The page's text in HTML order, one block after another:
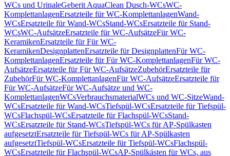
WCs und UrinaleGeberit AquaClean Dusch-WCsWC-
KomplettanlagenErsatzteile für WC-KomplettanlagenWand-
WCsErsatzteile für Wand-WCsStand-WCsErsatzteile für Stand-
WCsWC-AufsätzeErsatzteile für WC-AufsätzeFür WC-
KeramikenErsatzteile für Für WC-
KeramikenDesignplattenErsatzteile für DesignplattenFür WC-
KomplettanlagenErsatzteile für Für WC-KomplettanlagenFür WC-
AufsätzeErsatzteile für Für WC-AufsätzeZubehörErsatzteile für
ZubehörFür WC-KomplettanlagenFür WC-AufsätzeErsatzteile für
Für WC-AufsätzeFür WC-Aufsätze und WC-
KomplettanlagenWCsVerbrauchsmaterialWCs und WC-SitzeWand-
WCsErsatzteile für Wand-WCsTiefspül-WCsErsatzteile für Tiefspül-
WCsFlachspül-WCsErsatzteile für Flachspül-WCsStand-
WCsErsatzteile für Stand-WCsTiefspül-WCs für AP-Spülkasten
aufgesetztErsatzteile für Tiefspül-WCs für AP-Spülkasten
aufgesetztTiefspül-WCsErsatzteile für Tiefspül-WCsFlachspül-
WCsErsatzteile für Flachspül-WCsAP-Spülkästen für WCs, aus